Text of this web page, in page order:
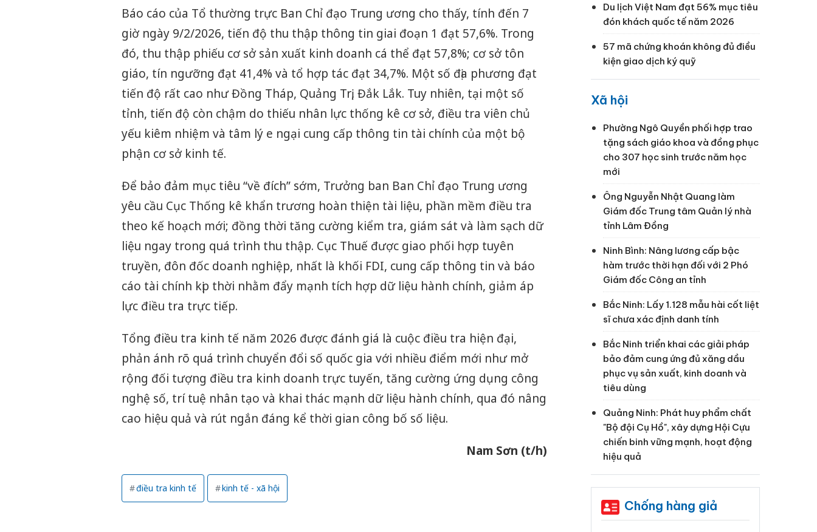
Báo cáo của Tổ thường trực Ban Chỉ đạo Trung ương cho thấy, tính đến 7
giờ ngày 9/2/2026, tiến độ thu thập thông tin giai đoạn 1 đạt 57,6%. Trong
đó, thu thập phiếu cơ sở sản xuất kinh doanh cá thể đạt 57,8%; cơ sở tôn
giáo, tín ngưỡng đạt 41,4% và tổ hợp tác đạt 34,7%. Một số địa phương đạt
tiến độ rất cao như Đồng Tháp, Quảng Trị, Đắk Lắk. Tuy nhiên, tại một số
tỉnh, tiến độ còn chậm do thiếu nhân lực thống kê cơ sở, điều tra viên chủ
yếu kiêm nhiệm và tâm lý e ngại cung cấp thông tin tài chính của một bộ
phận cơ sở kinh tế.
Để bảo đảm mục tiêu “về đích” sớm, Trưởng ban Ban Chỉ đạo Trung ương
yêu cầu Cục Thống kê khẩn trương hoàn thiện tài liệu, phần mềm điều tra
theo kế hoạch mới; đồng thời tăng cường kiểm tra, giám sát và làm sạch dữ
liệu ngay trong quá trình thu thập. Cục Thuế được giao phối hợp tuyên
truyền, đôn đốc doanh nghiệp, nhất là khối FDI, cung cấp thông tin và báo
cáo tài chính kịp thời nhằm đẩy mạnh tích hợp dữ liệu hành chính, giảm áp
lực điều tra trực tiếp.
Tổng điều tra kinh tế năm 2026 được đánh giá là cuộc điều tra hiện đại,
phản ánh rõ quá trình chuyển đổi số quốc gia với nhiều điểm mới như mở
rộng đối tượng điều tra kinh doanh trực tuyến, tăng cường ứng dụng công
nghệ số, trí tuệ nhân tạo và khai thác mạnh dữ liệu hành chính, qua đó nâng
cao hiệu quả và rút ngắn đáng kể thời gian công bố số liệu.
Nam Sơn (t/h)
điều tra kinh tế kinh tế - xã hội
Du lịch Việt Nam đạt 56% mục tiêu
đón khách quốc tế năm 2026
57 mã chứng khoán không đủ điều
kiện giao dịch ký quỹ
Xã hội
Phường Ngô Quyền phối hợp trao
tặng sách giáo khoa và đồng phục
cho 307 học sinh trước năm học
mới
Ông Nguyễn Nhật Quang làm
Giám đốc Trung tâm Quản lý nhà
tỉnh Lâm Đồng
Ninh Bình: Nâng lương cấp bậc
hàm trước thời hạn đối với 2 Phó
Giám đốc Công an tỉnh
Bắc Ninh: Lấy 1.128 mẫu hài cốt liệt
sĩ chưa xác định danh tính
Bắc Ninh triển khai các giải pháp
bảo đảm cung ứng đủ xăng dầu
phục vụ sản xuất, kinh doanh và
tiêu dùng
Quảng Ninh: Phát huy phẩm chất
"Bộ đội Cụ Hồ", xây dựng Hội Cựu
chiến binh vững mạnh, hoạt động
hiệu quả
Chống hàng giả